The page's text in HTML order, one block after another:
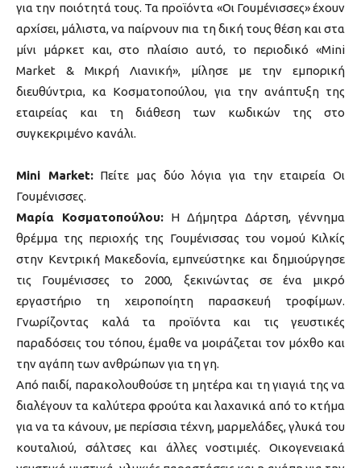
για την ποιότητά τους. Τα προϊόντα «Οι Γουμένισσες» έχουν
αρχίσει, μάλιστα, να παίρνουν πια τη δική τους θέση και στα
μίνι μάρκετ και, στο πλαίσιο αυτό, το περιοδικό «Mini
Market & Μικρή Λιανική», μίλησε με την εμπορική
διευθύντρια, κα Κοσματοπούλου, για την ανάπτυξη της
εταιρείας και τη διάθεση των κωδικών της στο
συγκεκριμένο κανάλι.
Mini Market:Πείτε μας δύο λόγια για την εταιρεία Οι
Γουμένισσες.
Μαρία Κοσματοπούλου: Η Δήμητρα Δάρτση, γέννημα
θρέμμα της περιοχής της Γουμένισσας του νομού Κιλκίς
στην Κεντρική Μακεδονία, εμπνεύστηκε και δημιούργησε
τις Γουμένισσες το 2000, ξεκινώντας σε ένα μικρό
εργαστήριο τη χειροποίητη παρασκευή τροφίμων.
Γνωρίζοντας καλά τα προϊόντα και τις γευστικές
παραδόσεις του τόπου, έμαθε να μοιράζεται τον µόχθο και
την αγάπη των ανθρώπων για τη γη.
Από παιδί, παρακολουθούσε τη μητέρα και τη γιαγιά της να
διαλέγουν τα καλύτερα φρούτα και λαχανικά από το κτήμα
για να τα κάνουν, µε περίσσια τέχνη, μαρμελάδες, γλυκά του
κουταλιού, σάλτσες και άλλες νοστιμιές. Οικογενειακά